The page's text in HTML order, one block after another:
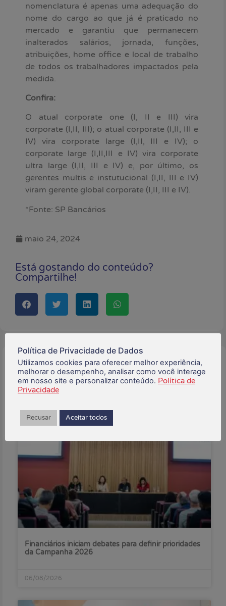
nomenclatura é apenas uma adequação do
nome do cargo ao que já é praticado no
mercado e garantiu que permanecem
inalterados salários, jornada, funções,
atribuições, home office e local de trabalho
de todos os trabalhadores impactados pela
medida.
Confira:
O atual corporate one (I, II e III) vira
corporate (I,II, III); o atual corporate (I,II, III e
IV) vira corporate large (I,II, III e IV); o
corporate large (I,II,III e IV) vira corporate
ultra large (I,II, III e IV) e, por último, os
gerentes multis e instutucional (I,II, III e IV)
viram gerente global corporate (I,II, III e IV).
*Fonte: SP Bancários
maio 24, 2024
Está gostando do conteúdo?
Compartilhe!
Buscar:
Posts Recentes:
Financiários iniciam debates para definir prioridades
da Campanha 2026
06/08/2026
Política de Privacidade de Dados
Utilizamos cookies para oferecer melhor experiência,
melhorar o desempenho, analisar como você interage
em nosso site e personalizar conteúdo. Política de
Privacidade
Recusar Aceitar todos